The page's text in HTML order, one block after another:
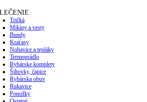
Tričká
Mikiny a vesty
Bundy
Kraťasy
Nohavice a tepláky
Termoprádlo
Rybárske komplety
Šiltovky, čapice
Rybárska obuv
Rukavice
Ponožky